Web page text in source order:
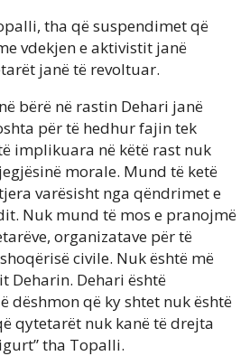
tha që suspendimet që
vdekjen e aktivistit janë
janë të revoltuar.
bërë në rastin Dehari janë
për të hedhur fajin tek
implikuara në këtë rast nuk
morale. Mund të ketë
varësisht nga qëndrimet e
Nuk mund të mos e pranojmë
organizatave për të
civile. Nuk është më
Deharin. Dehari është
dëshmon që ky shtet nuk është
qytetarët nuk kanë të drejta
tha Topalli.